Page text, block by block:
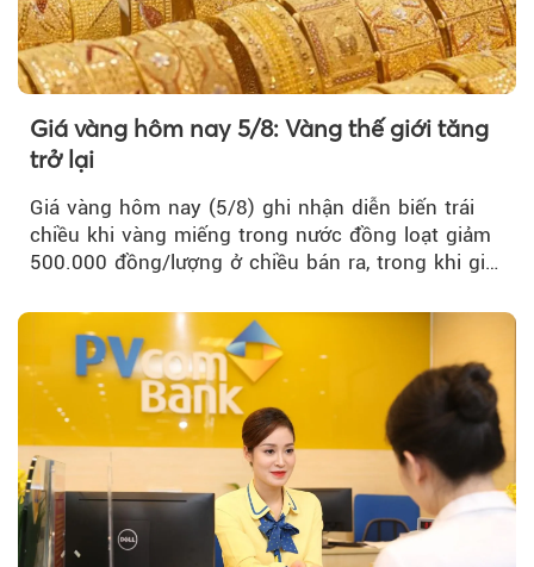
Giá vàng hôm nay 5/8: Vàng thế giới tăng
trở lại
Giá vàng hôm nay (5/8) ghi nhận diễn biến trái
chiều khi vàng miếng trong nước đồng loạt giảm
500.000 đồng/lượng ở chiều bán ra, trong khi giá
thương hiệu.